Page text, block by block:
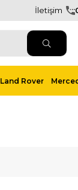
İletişim
Land Rover